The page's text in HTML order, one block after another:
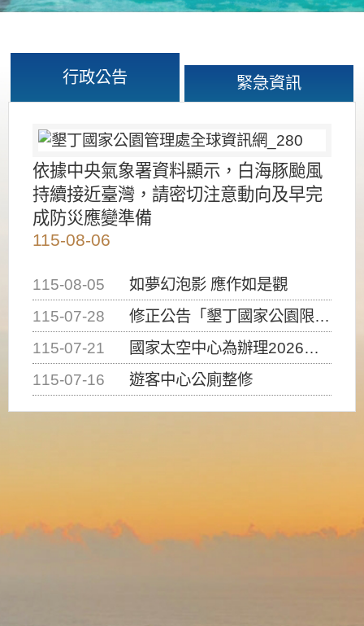
行政公告 緊急資訊
依據中央氣象署資料顯示，白海豚颱風
持續接近臺灣，請密切注意動向及早完
成防災應變準備
115-08-06
115-08-05
如夢幻泡影 應作如是觀
115-07-28
修正公告「墾丁國家公園限制水域遊憩活動之種類、範圍、時間及行為」，自即日生效。
115-07-21
國家太空中心為辦理2026台灣盃火箭競賽，陸、海、空域警戒及協調相關事宜，因颱風備案事宜
115-07-16
遊客中心公廁整修